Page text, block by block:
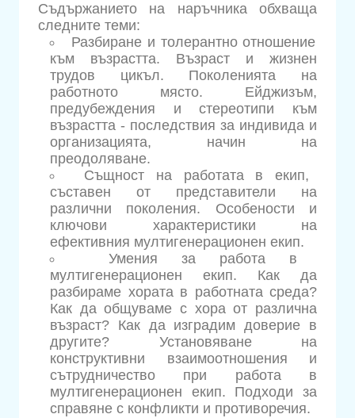
Съдържанието на наръчника обхваща
следните теми:
Разбиране и толерантно отношение
към възрастта. Възраст и жизнен
трудов цикъл. Поколенията на
работното място. Ейджизъм,
предубеждения и стереотипи към
възрастта - последствия за индивида и
организацията, начин на
преодоляване.
Същност на работата в екип,
съставен от представители на
различни поколения. Особености и
ключови характеристики на
ефективния мултигенерационен екип.
Умения за работа в
мултигенерационен екип. Как да
разбираме хората в работната среда?
Как да общуваме с хора от различна
възраст? Как да изградим доверие в
другите? Установяване на
конструктивни взаимоотношения и
сътрудничество при работа в
мултигенерационен екип. Подходи за
справяне с конфликти и противоречия.